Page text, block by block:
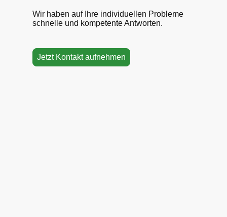
Wir haben auf Ihre individuellen Probleme
schnelle und kompetente Antworten.
Jetzt Kontakt aufnehmen